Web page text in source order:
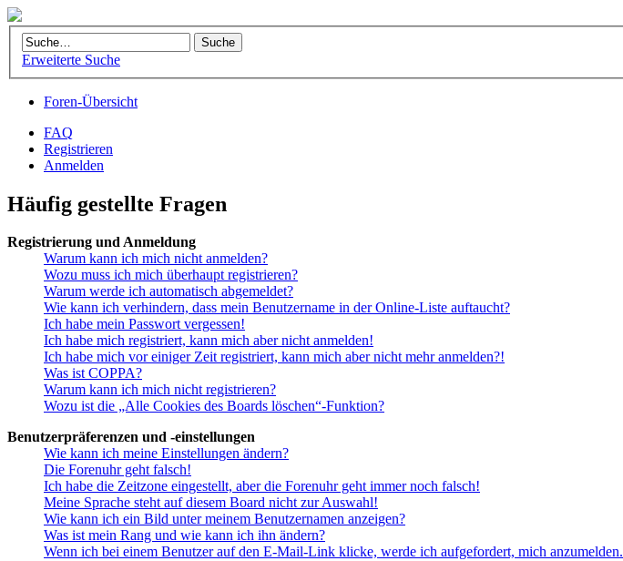
Erweiterte Suche
Foren-Übersicht
FAQ
Registrieren
Anmelden
Häufig gestellte Fragen
Registrierung und Anmeldung
Warum kann ich mich nicht anmelden?
Wozu muss ich mich überhaupt registrieren?
Warum werde ich automatisch abgemeldet?
Wie kann ich verhindern, dass mein Benutzername in der Online-Liste auftaucht?
Ich habe mein Passwort vergessen!
Ich habe mich registriert, kann mich aber nicht anmelden!
Ich habe mich vor einiger Zeit registriert, kann mich aber nicht mehr anmelden?!
Was ist COPPA?
Warum kann ich mich nicht registrieren?
Wozu ist die „Alle Cookies des Boards löschen“-Funktion?
Benutzerpräferenzen und -einstellungen
Wie kann ich meine Einstellungen ändern?
Die Forenuhr geht falsch!
Ich habe die Zeitzone eingestellt, aber die Forenuhr geht immer noch falsch!
Meine Sprache steht auf diesem Board nicht zur Auswahl!
Wie kann ich ein Bild unter meinem Benutzernamen anzeigen?
Was ist mein Rang und wie kann ich ihn ändern?
Wenn ich bei einem Benutzer auf den E-Mail-Link klicke, werde ich aufgefordert, mich anzumelden.